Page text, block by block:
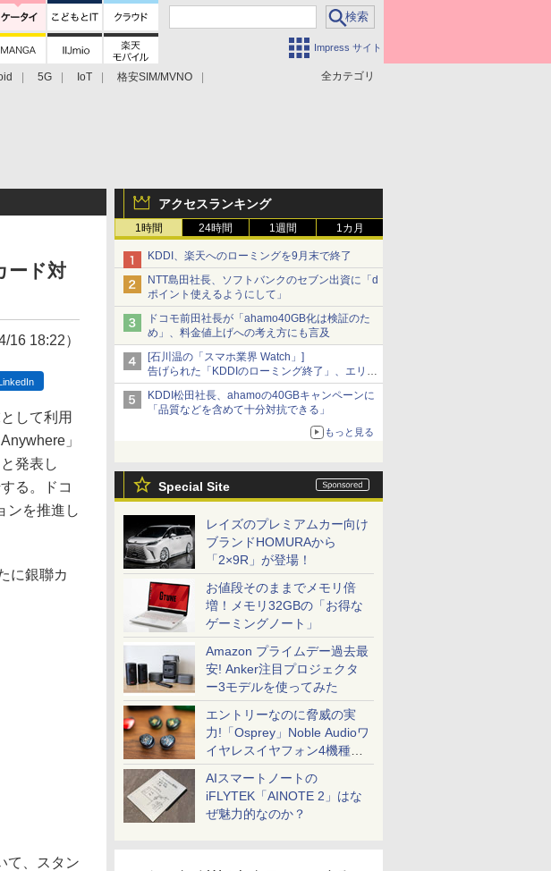
Impress サイト
全カテゴリ
5G IoT
格安SIM/MVNO
アクセスランキング
1時間 24時間 1週間 1カ月
KDDI、楽天へのローミングを9月末で終了
NTT島田社長、ソフトバンクのセブン出資に「d
ポイント使えるようにして」
ドコモ前田社長が「ahamo40GB化は検証のた
め」、料金値上げへの考え方にも言及
[石川温の「スマホ業界 Watch」]
告げられた「KDDIのローミング終了」、エリア
マップの落とし穴と楽天モバイルの課題
KDDI松田社長、ahamoの40GBキャンペーンに
「品質などを含めて十分対抗できる」
もっと見る
Special Site
レイズのプレミアムカー向け
ブランドHOMURAから
「2×9R」が登場！
お値段そのままでメモリ倍
増！メモリ32GBの「お得な
ゲーミングノート」
Amazon プライムデー過去最
安! Anker注目プロジェクタ
ー3モデルを使ってみた
エントリーなのに脅威の実
力!「Osprey」Noble Audioワ
イヤレスイヤフォン4機種を
一気に聴く
AIスマートノートの
iFLYTEK「AINOTE 2」はな
ぜ魅力的なのか？
ード対
16 18:22）
して利用
」
発表し
る。ドコ
ンを推進し
に銀聯カ
て、スタン